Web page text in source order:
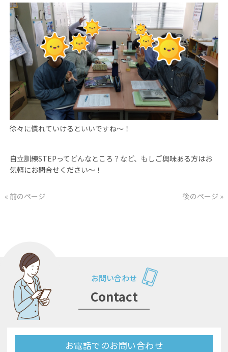
徐々に慣れていけるといいですね～！
自立訓練STEPってどんなところ？など、もしご興味ある方はお
気軽にお問合せください～！
« 前のページ 後のページ »
お問い合わせ
Contact
お電話でのお問い合わせ